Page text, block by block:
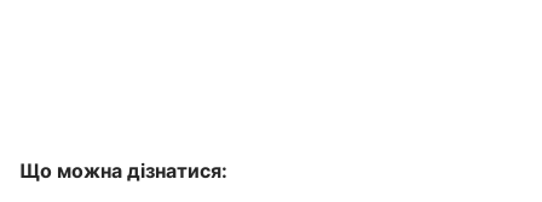
Що можна дізнатися: